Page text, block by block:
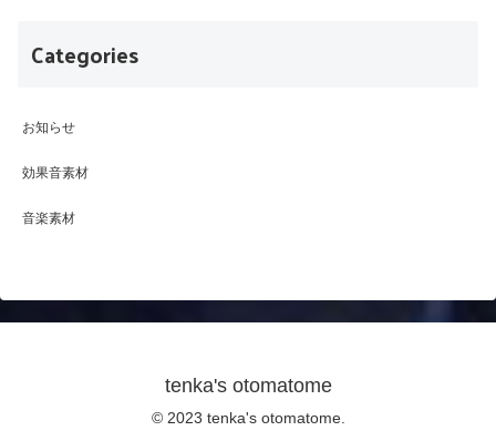
Categories
お知らせ
効果音素材
音楽素材
tenka's otomatome
© 2023 tenka's otomatome.